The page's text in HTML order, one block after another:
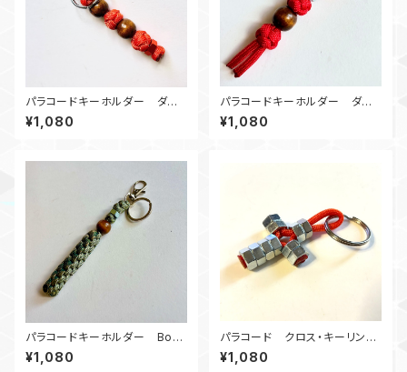
パラコードキーホルダー ダイ
ヤモンド_ウッドビーズ2_Rナット
2_オレンジ
¥1,080
パラコードキーホルダー ダイ
ヤモンド_ウッドビーズ_Rナット_
赤
¥1,080
パラコードキーホルダー Box_
ウッドビーズ_M6_ デジタルカ
モ、カモ180
¥1,080
パラコード クロス・キーリン
グ M6ナット十字架 オレンジ
¥1,080